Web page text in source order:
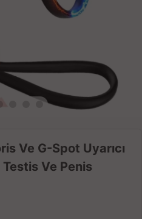
Ve G-Spot Uyarıcı
Ve Penis